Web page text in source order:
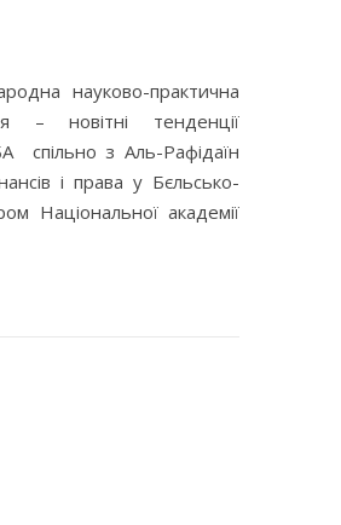
науково-практична
– новітні тенденції
спільно з Аль-Рафідаїн
і права у Бєльсько-
Національної академії